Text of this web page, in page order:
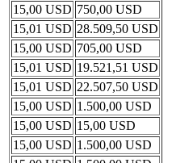
15,00 USD 750,00 USD
15,01 USD 28.509,50 USD
15,00 USD 705,00 USD
15,01 USD 19.521,51 USD
15,01 USD 22.507,50 USD
15,00 USD 1.500,00 USD
15,00 USD 15,00 USD
15,00 USD 1.500,00 USD